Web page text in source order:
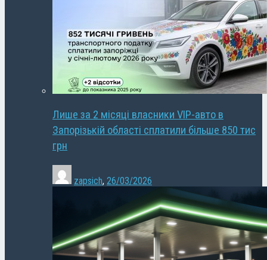
Лише за 2 місяці власники VIP-авто в
Запорізькій області сплатили більше 850 тис
грн
zapsich, 26/03/2026